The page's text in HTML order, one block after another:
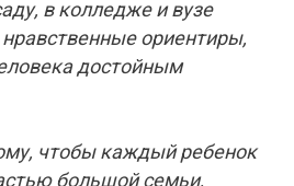
большой семьи,
страны и вносил вклад в
воспитателей,